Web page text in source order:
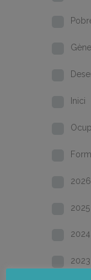
Inici
2026
2025
2024
2023